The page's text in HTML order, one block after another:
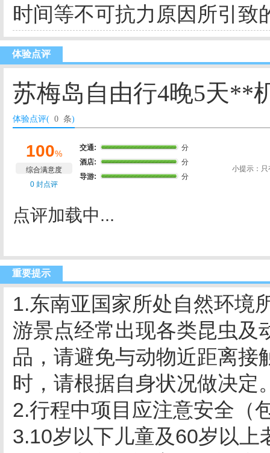
时间等不可抗力原因所引致
体验点评
苏梅岛自由行4晚5天**
体验点评( 0 条)
100%
综合满意度
0 封点评
交通:
分
酒店:
分
导游:
分
小提示：
点评加载中...
重要提示
1.东南亚国家所处自然环境
游景点经常出现各类昆虫及
品，请避免与动物近距离接
时，请根据自身状况做决定
2.行程中项目应注意安全（
3.10岁以下儿童及60岁以